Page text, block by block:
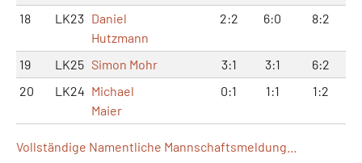
18
LK23 Daniel
Hutzmann
2:2 6:0 8:2
19 LK25 Simon Mohr 3:1 3:1
6:2
20
LK24 Michael
Maier
0:1 1:1 1:2
Vollständige Namentliche Mannschaftsmeldung...